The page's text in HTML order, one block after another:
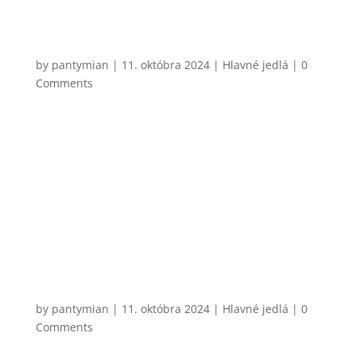
by pantymian | 11. októbra 2024| Hlavné jedlá | 0
Comments
by pantymian | 11. októbra 2024| Hlavné jedlá | 0
Comments